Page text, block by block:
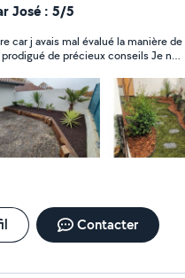
-arrosage automatique -
-abris -clôture -petite
de votre extérieur -
-soudure -maçonnerie
José : 5/5
car j avais mal évalué la manière de
de précieux conseils Je n
Contacter